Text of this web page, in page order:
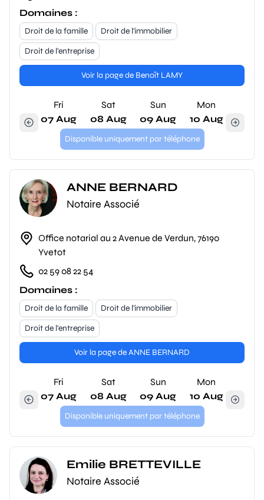
Domaines :
Droit de la famille
Droit de l'immobilier
Droit de l'entreprise
Voir la page de Benoît LAMY
Fri
07 Aug
Sat
08 Aug
Sun
09 Aug
Mon
10 Aug
Disponible uniquement par téléphone
ANNE BERNARD
Notaire Associé
Office notarial au 2 Avenue de Verdun, 76190
Yvetot
02 59 08 22 54
Domaines :
Droit de la famille
Droit de l'immobilier
Droit de l'entreprise
Voir la page de ANNE BERNARD
Fri
07 Aug
Sat
08 Aug
Sun
09 Aug
Mon
10 Aug
Disponible uniquement par téléphone
Emilie BRETTEVILLE
Notaire Associé